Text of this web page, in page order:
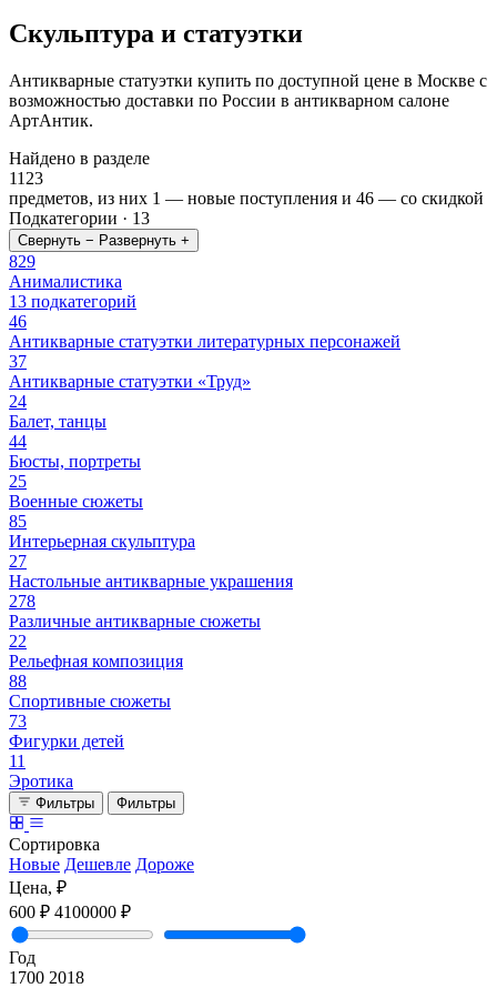
Скульптура и статуэтки
Антикварные статуэтки купить по доступной цене в Москве с
возможностью доставки по России в антикварном салоне
АртАнтик.
Найдено в разделе
1123
предметов, из них 1 — новые поступления и 46 — со скидкой
Подкатегории · 13
Свернуть − Развернуть +
829
Анималистика
13 подкатегорий
46
Антикварные статуэтки литературных персонажей
37
Антикварные статуэтки «Труд»
24
Балет, танцы
44
Бюсты, портреты
25
Военные сюжеты
85
Интерьерная скульптура
27
Настольные антикварные украшения
278
Различные антикварные сюжеты
22
Рельефная композиция
88
Спортивные сюжеты
73
Фигурки детей
11
Эротика
Фильтры Фильтры
Сортировка
Новые Дешевле Дороже
Цена, ₽
600 ₽ 4100000 ₽
Год
1700 2018